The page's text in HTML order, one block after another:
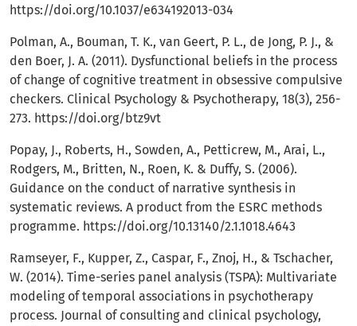
https://doi.org/10.1037/e634192013-034
Polman, A., Bouman, T. K., van Geert, P. L., de Jong, P. J., &
den Boer, J. A. (2011). Dysfunctional beliefs in the process
of change of cognitive treatment in obsessive compulsive
checkers. Clinical Psychology & Psychotherapy, 18(3), 256-
273. https://doi.org/btz9vt
Popay, J., Roberts, H., Sowden, A., Petticrew, M., Arai, L.,
Rodgers, M., Britten, N., Roen, K. & Duffy, S. (2006).
Guidance on the conduct of narrative synthesis in
systematic reviews. A product from the ESRC methods
programme. https://doi.org/10.13140/2.1.1018.4643
Ramseyer, F., Kupper, Z., Caspar, F., Znoj, H., & Tschacher,
W. (2014). Time-series panel analysis (TSPA): Multivariate
modeling of temporal associations in psychotherapy
process. Journal of consulting and clinical psychology,